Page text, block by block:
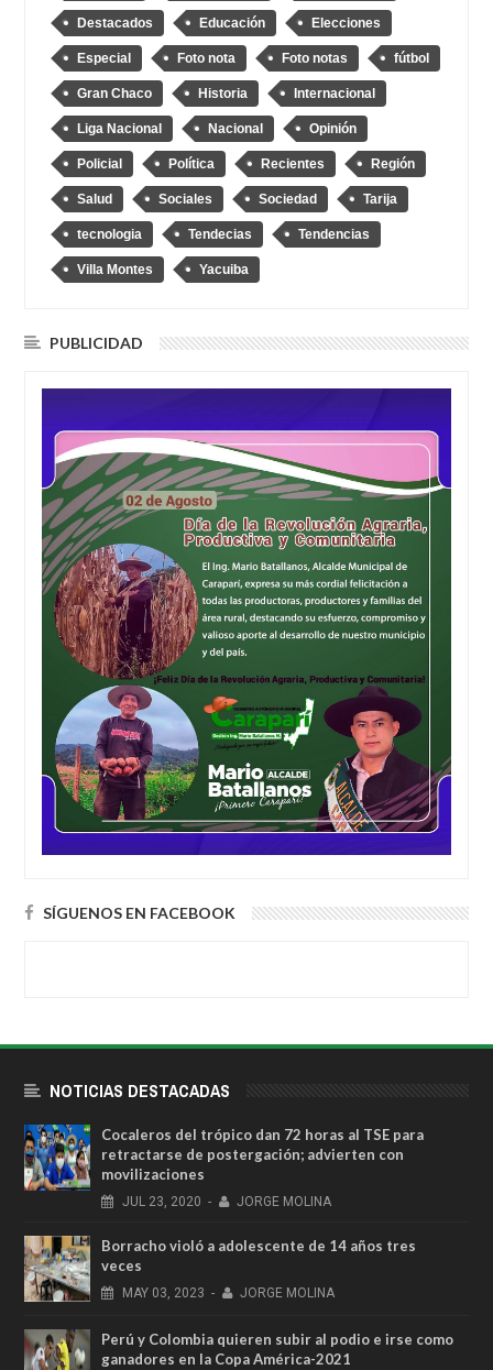
Destacados Educación Elecciones
Especial Foto nota Foto notas fútbol
Gran Chaco Historia Internacional
Liga Nacional Nacional Opinión
Policial Política Recientes Región
Salud Sociales Sociedad Tarija
tecnologia Tendecias Tendencias
Villa Montes Yacuiba
PUBLICIDAD
SÍGUENOS EN FACEBOOK
NOTICIAS DESTACADAS
Cocaleros del trópico dan 72 horas al TSE para
retractarse de postergación; advierten con
movilizaciones
JUL 23, 2020 - JORGE MOLINA
Borracho violó a adolescente de 14 años tres
veces
MAY 03, 2023 - JORGE MOLINA
Perú y Colombia quieren subir al podio e irse como
ganadores en la Copa América-2021